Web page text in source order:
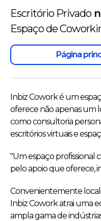
Escritório Privado
Espaço de
Página
Inbiz Cowork é um
oferece não apenas um
como consultoria
escritórios virtuais e
"Um espaço
pelo apoio que oferece,
Convenientemente
Inbiz Cowork atrai uma
ampla gama de